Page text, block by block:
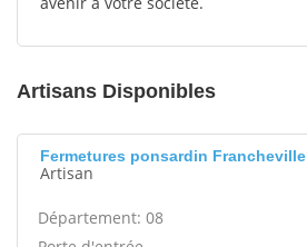
Artisans Disponibles
Fermetures ponsardin Francheville
Artisan
Département: 08